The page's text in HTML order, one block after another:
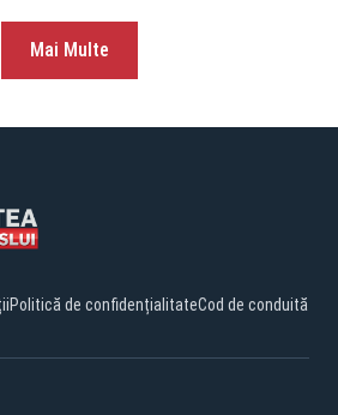
Mai Multe
Politică de confidențialitateCod de conduită